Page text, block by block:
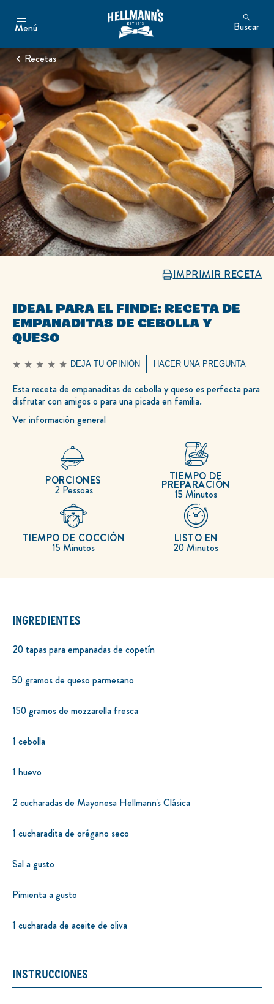
Menú Buscar
Recetas
IMPRIMIR RECETA
IDEAL PARA EL FINDE: RECETA DE
EMPANADITAS DE CEBOLLA Y
QUESO
No
han
enviado
calificaciones
para
este
recipe
DEJA TU OPINIÓN HACER UNA PREGUNTA
Esta receta de empanaditas de cebolla y queso es perfecta para
disfrutar con amigos o para una picada en familia.
Ver información general
2 Pessoas
PORCIONES
15 Minutos
TIEMPO DE
PREPARACIÓN
15 Minutos
TIEMPO DE COCCIÓN
20 Minutos
LISTO EN
INGREDIENTES
20 tapas para empanadas de copetín
50 gramos de queso parmesano
150 gramos de mozzarella fresca
1 cebolla
1 huevo
2 cucharadas de Mayonesa Hellmann's Clásica
1 cucharadita de orégano seco
Sal a gusto
Pimienta a gusto
1 cucharada de aceite de oliva
INSTRUCCIONES